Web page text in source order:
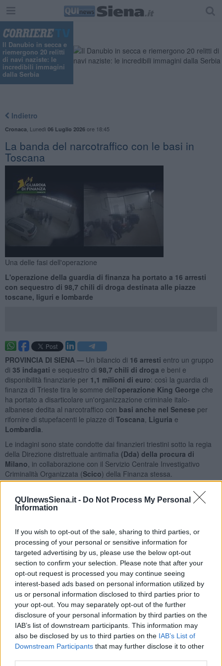
QUInewsSiena.it - Do Not Process My Personal
Information
If you wish to opt-out of the sale, sharing to third parties, or
processing of your personal or sensitive information for
targeted advertising by us, please use the below opt-out
section to confirm your selection. Please note that after your
opt-out request is processed you may continue seeing
interest-based ads based on personal information utilized by
us or personal information disclosed to third parties prior to
your opt-out. You may separately opt-out of the further
disclosure of your personal information by third parties on the
IAB’s list of downstream participants. This information may
also be disclosed by us to third parties on the IAB’s List of
Downstream Participants that may further disclose it to other
Il Danubio in secca e
riemergono 20 relitti
di navi naziste: le
incredibili immagini
dalla Serbia
Indietro
Cronaca Lunedì 06 Luglio 2026ore 18:45
La banda del narcotraffico con le basi in
Toscana
Una delle fasi dell'operazione
L'operazione della guardia di finanza ha portato a 16 arresti
con sequestro di 98,7 chili di droga destinata alle piazze
toscane, liguri e lombarde
PROVINCIA DI SIENA — Un bilancio di 16 arresti entro un gruppo
di 35 indagati e sequestro di 98,7 chili di droga e beni e
disponibilità finanziarie per1,1 milioni di euro: così la guardia di
finanza di Trieste tira le somme dell'operazione King George che
ha portato a disarticolare un'organizzazione criminale italo-
albanese dedita al narcotraffico con basi anche nel Senese per
rifornire di stupefacenti le piazze di Toscana Liguria e
Lombardia
Le indagini sono state condotte dai finanzieri triestini sotto la regia
della Direzione distrettuale antimafia (Dda) della procura di
Milano , in collaborazione con il Servizio Centrale Investigativo
Criminalità Organizzata (Scico) della Finanza stessa.
delinquere finalizzata al traffico illecito di sostanze stupefacenti o
psicotrope, di produzione, traffico e detenzione illeciti disostanze
stupefacenti o psicotrope, di ricettazione,riciclaggioe
detenzione di armi clandestine.
La provincia diSiena , in particolare, insieme a quelle di Brescia,
Lecco, Milano, Monza Brianza, Pavia e Savonaospitava basi e
strutture logistichedella banda che in estate estendeva la
distribuzione di stupefacenti anche nelle località più turistiche del
nord est.
Le indagini
L’operazione preso le mosse da un controllo operato a Latisana, in
provincia di Udine, ma le indagini hanno presto portato a